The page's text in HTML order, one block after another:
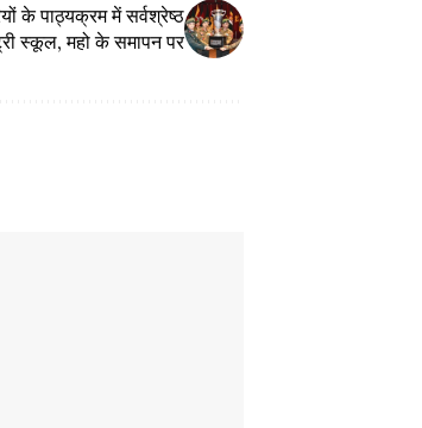
के पाठ्यक्रम में सर्वश्रेष्ठ
स्कूल, महो के समापन पर